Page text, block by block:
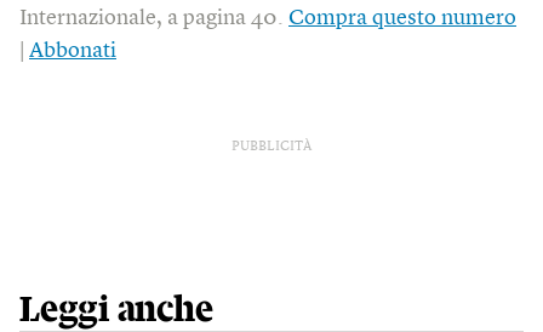
Internazionale, a pagina 40. Compra questo numero
Abbonati
PUBBLICITÀ
Leggi anche